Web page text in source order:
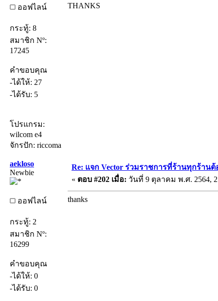
ออฟไลน์
กระทู้: 8
สมาชิก Nº:
17245
คำขอบคุณ
-ได้ให้: 27
-ได้รับ: 5
โปรแกรม:
wilcom e4
จักรปัก: riccoma
THANKS
aekloso
Newbie
ออฟไลน์
กระทู้: 2
สมาชิก Nº:
16299
คำขอบคุณ
-ได้ให้: 0
-ได้รับ: 0
Re: แจก Vector ร่วมราชการที่ร้านทุกร้าน
« ตอบ #202 เมื่อ: วันที่ 9 ตุลาคม พ.ศ. 2564,
thanks